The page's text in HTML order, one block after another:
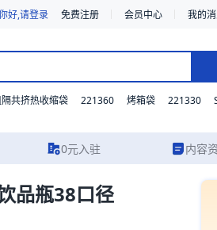
好,请登录 免费注册 会员中心 我的
共挤热收缩袋 221360 烤箱袋 221330
0元入驻 内容
、酱油、矿泉水等透明或浅色液态饮
品瓶38口径